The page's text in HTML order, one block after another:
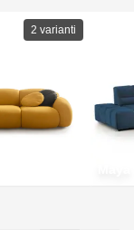
2 varianti